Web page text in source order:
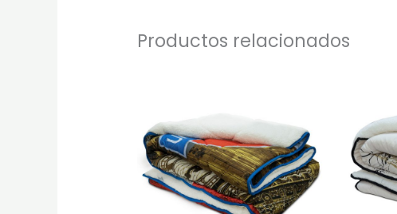
Productos relacionados